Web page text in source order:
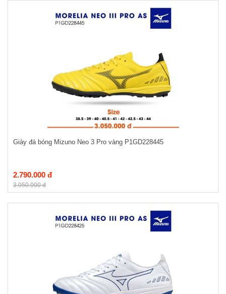
Giày đá bóng Mizuno Neo 3 Pro vàng P1GD228445
2.790.000 đ
3.050.000 đ